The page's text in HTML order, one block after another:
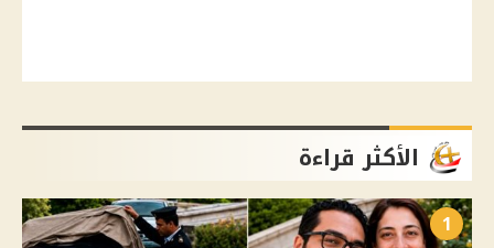
الأكثر قراءة
1